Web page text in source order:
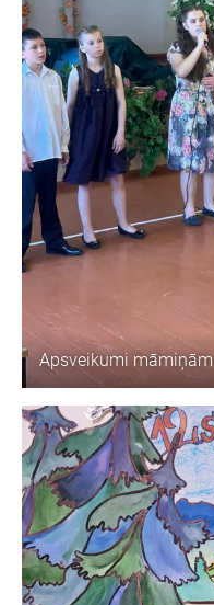
Apsveikumi māmiņām